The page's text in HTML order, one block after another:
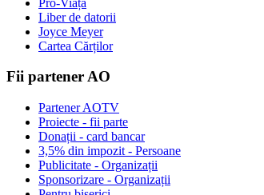
Liber de datorii
Joyce Meyer
Cartea Cărților
Fii partener AO
Partener AOTV
Proiecte - fii parte
Donații - card bancar
3,5% din impozit - Persoane
Publicitate - Organizații
Sponsorizare - Organizații